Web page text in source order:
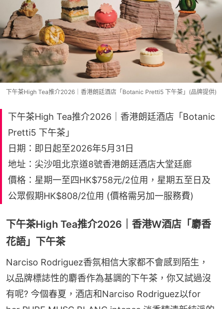
下午茶High Tea推介2026｜香港朗廷酒店「Botanic Pretti5 下午茶」(品牌提供)
下午茶High Tea推介2026｜香港朗廷酒店「Botanic
Pretti5 下午茶」
日期：即日起至2026年5月31日
地址：尖沙咀北京道8號香港朗廷酒店大堂廷廊
價格：星期一至四HK$758元/2位用，星期五至日及
公眾假期HK$808/2位用 (價格需另加一服務費)
下午茶High Tea推介2026｜香港W酒店「麝香
花語」下午茶
Narciso Rodriguez香氛相信大家都不會感到陌生，
以品牌標誌性的麝香作為基調的下午茶，你又試過沒
有呢? 今個春夏，酒店和Narciso Rodriguez以for